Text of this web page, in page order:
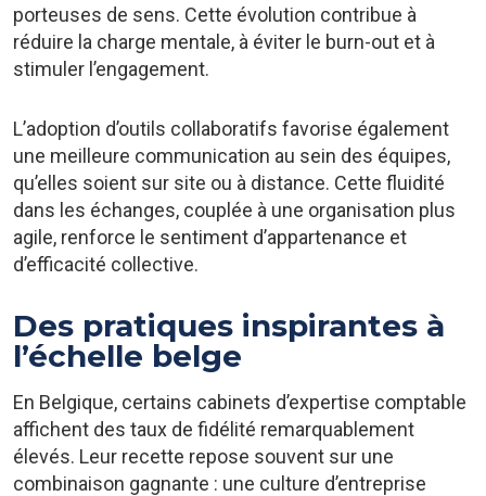
porteuses de sens. Cette évolution contribue à
réduire la charge mentale, à éviter le burn-out et à
stimuler l’engagement.
L’adoption d’outils collaboratifs favorise également
une meilleure communication au sein des équipes,
qu’elles soient sur site ou à distance. Cette fluidité
dans les échanges, couplée à une organisation plus
agile, renforce le sentiment d’appartenance et
d’efficacité collective.
Des pratiques inspirantes à
l’échelle belge
En Belgique, certains cabinets d’expertise comptable
affichent des taux de fidélité remarquablement
élevés. Leur recette repose souvent sur une
combinaison gagnante : une culture d’entreprise